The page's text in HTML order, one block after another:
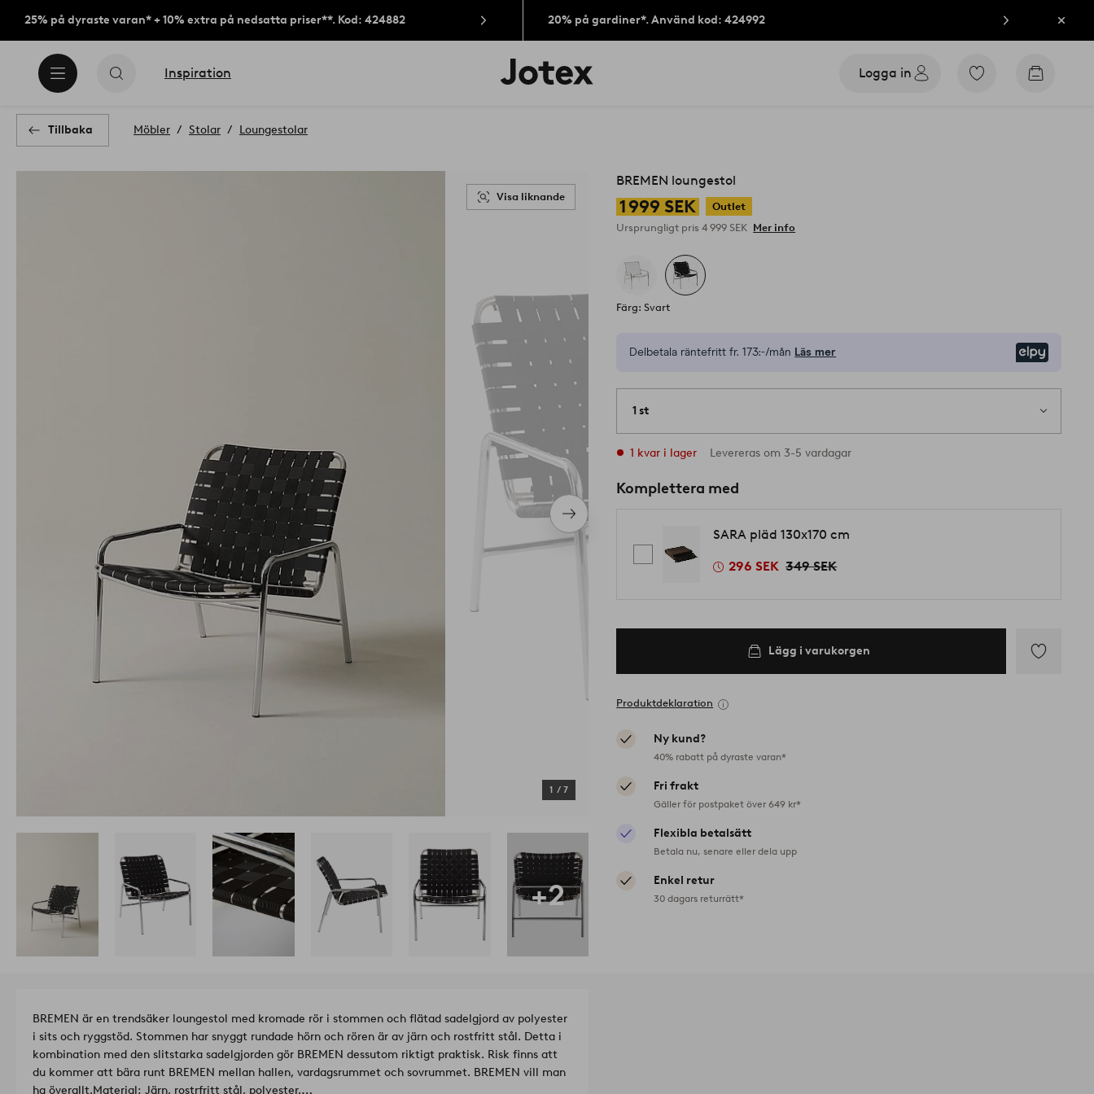
25% på dyraste varan* + 10% extra på nedsatta priser**. Kod: 424882 20% på gardiner*. Använd kod: 424992 Stäng
Inspiration
Jotex
logotyp
Logga in
Gå
Gå
Tillbaka Möbler Stolar Loungestolar
Nästa
produkt
1 / 7
Visa liknande
BREMEN loungestol
1 999 SEK
Outlet
Ursprungligt pris4 999 SEK Mer info
Färg: Svart
Delbetala räntefritt fr.173:-/mån Läs mer
1 st
1 kvar i lager Levereras om 3-5 vardagar
Komplettera med
SARA pläd 130x170 cm
296 SEK 349 SEK
Lägg i varukorgen
Produktdeklaration
Ny kund?
40% rabatt på dyraste varan*
Fri frakt
Gäller för postpaket över 649 kr*
Flexibla betalsätt
Betala nu, senare eller dela upp
Enkel retur
30 dagars returrätt*
+2
BREMEN är en trendsäker loungestol med kromade rör i stommen och flätad sadelgjord av polyester
i sits och ryggstöd. Stommen har snyggt rundade hörn och rören är av järn och rostfritt stål. Detta i
kombination med den slitstarka sadelgjorden gör BREMEN dessutom riktigt praktisk. Risk finns att
du kommer att bära runt BREMEN mellan hallen, vardagsrummet och sovrummet. BREMEN vill man
ha överallt.Material: Järn, rostrfritt stål, polyester.